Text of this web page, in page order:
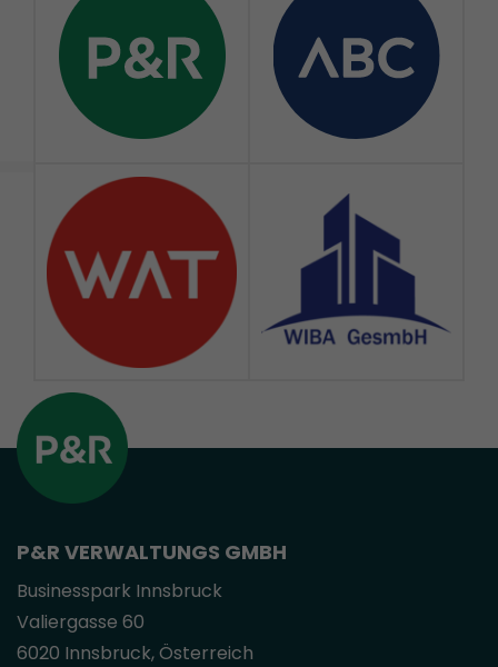
P&R VERWALTUNGS GMBH
Businesspark Innsbruck
Valiergasse 60
6020 Innsbruck, Österreich